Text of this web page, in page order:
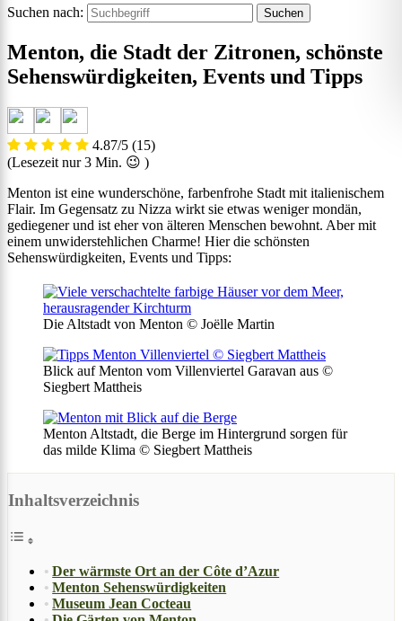
Suchen nach:
Menton, die Stadt der Zitronen, schönste
Sehenswürdigkeiten, Events und Tipps
4.87/5 (15)
(Lesezeit nur 3 Min. 😉 )
Menton ist eine wunderschöne, farbenfrohe Stadt mit italienischem
Flair. Im Gegensatz zu Nizza wirkt sie etwas weniger mondän,
gediegener und ist eher von älteren Menschen bewohnt. Aber mit
einem unwiderstehlichen Charme! Hier die schönsten
Sehenswürdigkeiten, Events und Tipps:
Die Altstadt von Menton © Joëlle Martin
Blick auf Menton vom Villenviertel Garavan aus ©
Siegbert Mattheis
Menton Altstadt, die Berge im Hintergrund sorgen für
das milde Klima © Siegbert Mattheis
Inhaltsverzeichnis
Der wärmste Ort an der Côte d’Azur
Menton Sehenswürdigkeiten
Museum Jean Cocteau